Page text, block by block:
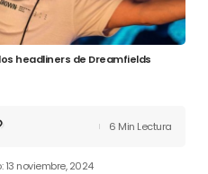
headliners de Dreamfields
13 noviembre, 2024
6 Min Lectura